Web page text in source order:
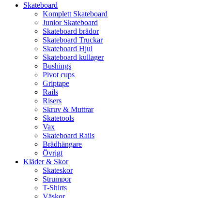
Skateboard
Komplett Skateboard
Junior Skateboard
Skateboard brädor
Skateboard Truckar
Skateboard Hjul
Skateboard kullager
Bushings
Pivot cups
Griptape
Rails
Risers
Skruv & Muttrar
Skatetools
Vax
Skateboard Rails
Brädhängare
Övrigt
Kläder & Skor
Skateskor
Strumpor
T-Shirts
Väskor